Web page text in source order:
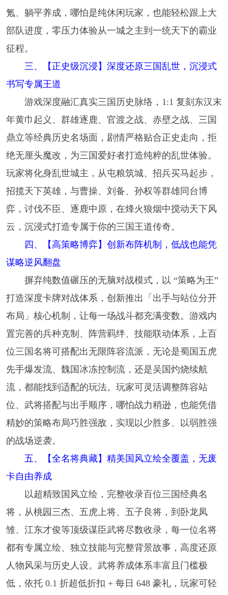
氪、躺平养成，哪怕是纯休闲玩家，也能轻松跟上大
部队进度，零压力体验从一城之主到一统天下的霸业
征程。
三、【正史级沉浸】深度还原三国乱世，沉浸式
书写专属王道
游戏深度融汇真实三国历史脉络，1:1 复刻东汉末
年黄巾起义、群雄逐鹿、官渡之战、赤壁之战、三国
鼎立等经典历史名场面，剧情严格贴合正史走向，拒
绝无厘头魔改，为三国爱好者打造纯粹的乱世体验。
玩家将化身乱世城主，从屯粮筑城、招兵买马起步，
招揽天下英雄，与曹操、刘备、孙权等群雄同台博
弈，讨伐不臣、逐鹿中原，在烽火狼烟中搅动天下风
云，沉浸式打造专属于你的三国王道传奇。
四、【高策略博弈】创新布阵机制，低战也能凭
谋略逆风翻盘
摒弃纯数值碾压的无脑对战模式，以 “策略为王”
打造深度卡牌对战体系，创新推出「出手与站位分开
布局」核心机制，让每一场战斗都充满变数。游戏内
置完善的兵种克制、阵营羁绊、技能联动体系，上百
位三国名将可搭配出无限阵容流派，无论是蜀国五虎
先手爆发流、魏国冰冻控制流，还是吴国灼烧续航
流，都能找到适配的玩法。玩家可灵活调整阵容站
位、武将搭配与出手顺序，哪怕战力稍逊，也能凭借
精妙的策略布局巧胜强敌，实现以少胜多、以弱胜强
的战场逆袭。
五、【全名将典藏】精美国风立绘全覆盖，无废
卡自由养成
以超精致国风立绘，完整收录百位三国经典名
将，从桃园三杰、五虎上将、五子良将，到卧龙凤
雏、江东才俊等顶级谋臣武将尽数收录，每一位名将
都有专属立绘、独立技能与完整背景故事，高度还原
人物风采与历史人设。武将养成体系丰富且门槛极
低，依托 0.1 折超低折扣 + 每日 648 豪礼，玩家可轻